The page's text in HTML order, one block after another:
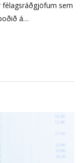
félagsráðgjöfum sem
á…